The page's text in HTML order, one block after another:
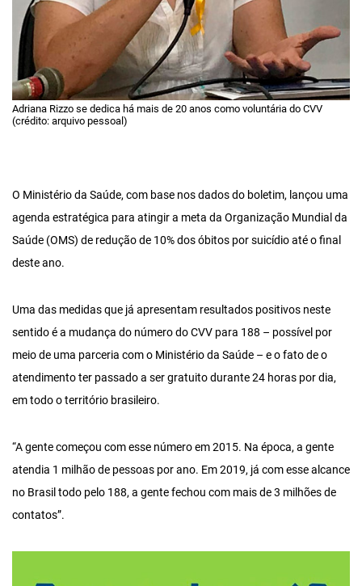
Adriana Rizzo se dedica há mais de 20 anos como voluntária do CVV
(crédito: arquivo pessoal)
O Ministério da Saúde, com base nos dados do boletim, lançou uma
agenda estratégica para atingir a meta da Organização Mundial da
Saúde (OMS) de redução de 10% dos óbitos por suicídio até o final
deste ano.
Uma das medidas que já apresentam resultados positivos neste
sentido é a mudança do número do CVV para 188 – possível por
meio de uma parceria com o Ministério da Saúde – e o fato de o
atendimento ter passado a ser gratuito durante 24 horas por dia,
em todo o território brasileiro.
“A gente começou com esse número em 2015. Na época, a gente
atendia 1 milhão de pessoas por ano. Em 2019, já com esse alcance
no Brasil todo pelo 188, a gente fechou com mais de 3 milhões de
contatos”.